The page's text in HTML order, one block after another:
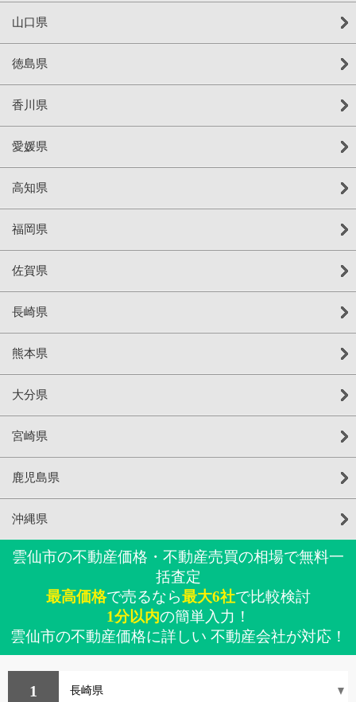
山口県
徳島県
香川県
愛媛県
高知県
福岡県
佐賀県
長崎県
熊本県
大分県
宮崎県
鹿児島県
沖縄県
雲仙市の不動産価格・不動産売買の相場で無料一
括査定
最高価格で売るなら最大6社で比較検討
1分以内の簡単入力！
雲仙市の不動産価格に詳しい 不動産会社が対応！
1